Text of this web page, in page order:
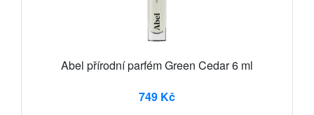
Abel přírodní parfém Green Cedar 6 ml
749 Kč